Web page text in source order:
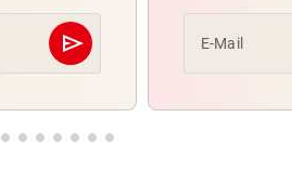
send
Abschicken E-Mail